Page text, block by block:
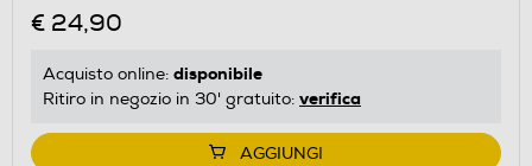
€ 24,90
Acquisto online: disponibile
Ritiro in negozio in 30' gratuito: verifica
AGGIUNGI